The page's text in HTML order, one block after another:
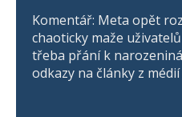
Komentář: Meta opět
chaoticky maže
třeba přání k
odkazy na články z médií